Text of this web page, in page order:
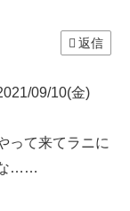
返信
09/10(金)
って来てラニに
な……